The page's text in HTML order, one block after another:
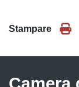
Stampare